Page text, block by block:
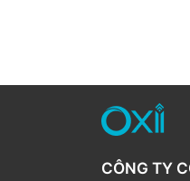
CÔNG TY